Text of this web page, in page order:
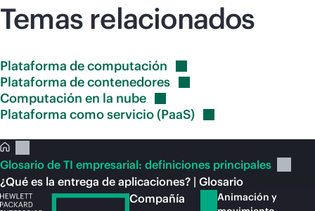
Temas relacionados
Plataforma decomputación
Plataforma decontenedores
Computación en la nube
Plataforma como servicio(PaaS)
Glosario de TI empresarial: definiciones principales
¿Qué es la entrega de aplicaciones? | Glosario
Compañía
Animación y